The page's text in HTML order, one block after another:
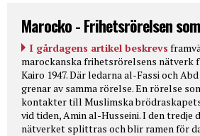
Marocko - Frihetsrörelsen
I gårdagens artikel beskrevs
marockanska frihetsrörelsens nätverk
Kairo 1947. Där ledarna al-Fassi och
grenar av samma rörelse. En rörelse
kontakter till Muslimska
vid tiden, Amin al-Husseini. I den tredje
nätverket splittras och blir ramen för